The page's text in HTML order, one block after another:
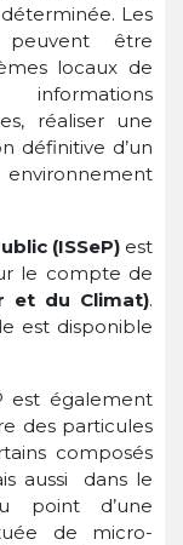
Les
être
locaux de
réaliser une
définitive d’un
(ISSeP)est
le compte de
et du Climat).
est disponible
est également
des particules
composés
aussi dans le
point d’une
de micro-